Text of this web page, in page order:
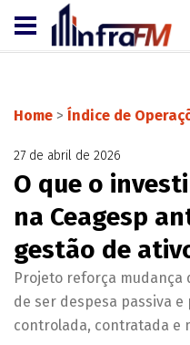
Home > Índice de
27 de abril de 2026
O que o
na Ceagesp
gestão de
Projeto reforça mudança
de ser despesa passiva e
controlada, contratada e